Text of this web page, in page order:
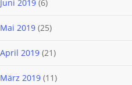
Juni 2019 (6)
Mai 2019 (25)
April 2019 (21)
März 2019 (11)